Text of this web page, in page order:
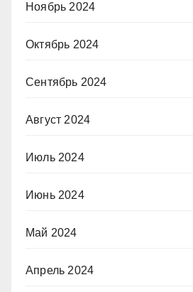
Ноябрь 2024
Октябрь 2024
Сентябрь 2024
Август 2024
Июль 2024
Июнь 2024
Май 2024
Апрель 2024